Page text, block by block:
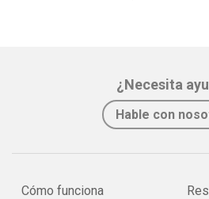
¿Necesita
Hable con
Cómo funciona